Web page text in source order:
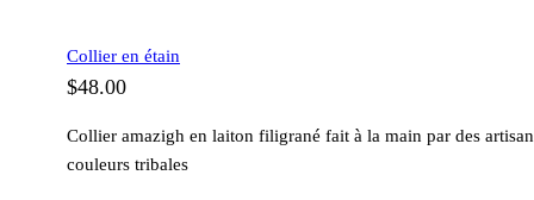
Collier en étain
$48.00
Collier amazigh en laiton filigrané fait à la main par des
couleurs tribales